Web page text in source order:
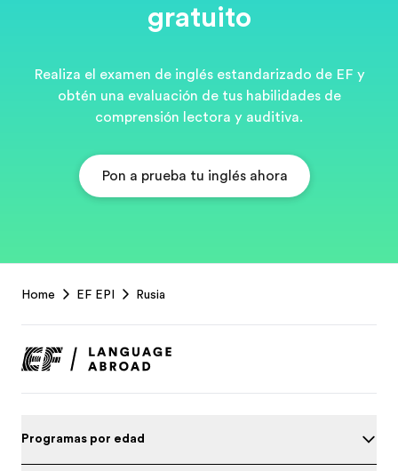
gratuito
Realiza el examen de inglés estandarizado de EF y
obtén una evaluación de tus habilidades de
comprensión lectora y auditiva.
Pon a prueba tu inglés ahora
Footer
Home EF EPI Rusia
Programas por edad